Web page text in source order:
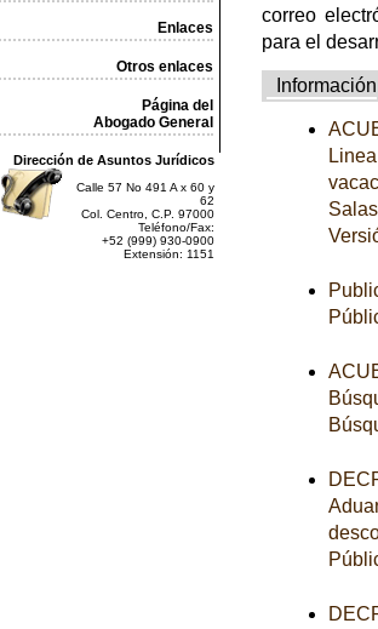
Enlaces
Otros enlaces
Página del
Abogado General
Dirección de Asuntos Jurídicos
Calle 57 No 491 A x 60 y
62
Col. Centro, C.P. 97000
Teléfono/Fax:
+52 (999) 930-0900
Extensión: 1151
correo
para el
Información